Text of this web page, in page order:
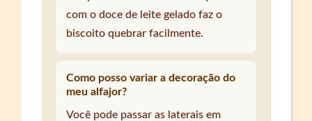
com o doce de leite gelado faz o
biscoito quebrar facilmente.
Como posso variar a decoração do
meu alfajor?
Você pode passar as laterais em